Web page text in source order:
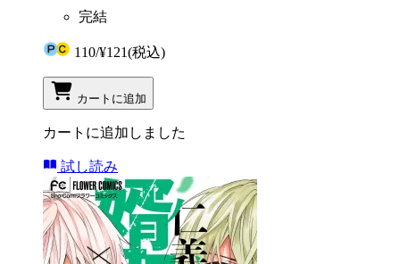
完結
110/¥121(税込)
カートに追加
カートに追加しました
試し読み